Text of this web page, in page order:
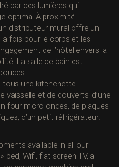
par des lumières qui
optimal.À proximité
distributeur mural offre un
fois pour le corps et les
de l’hôtel envers la
La salle de bain est
tous une kitchenette
vaisselle et de couverts, d’une
four micro-ondes, de plaques
d’un petit réfrigérateur.
available in all our
bed, Wifi, flat screen TV, a